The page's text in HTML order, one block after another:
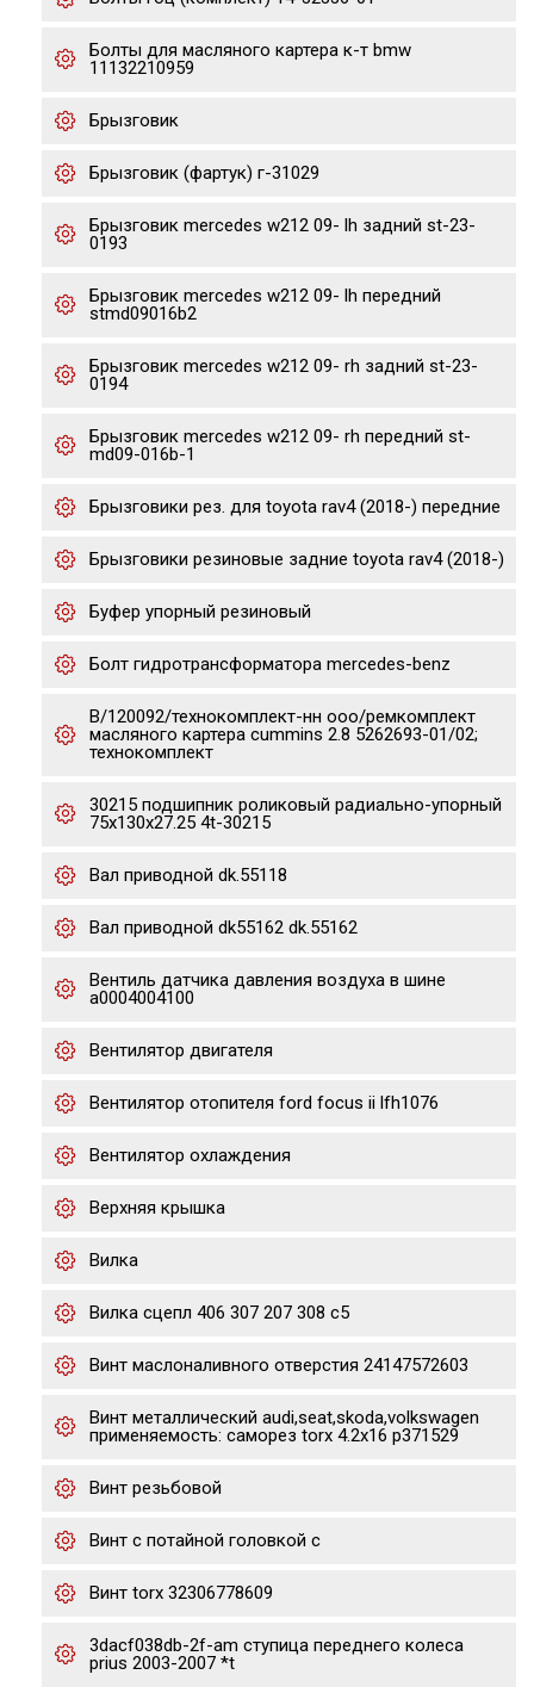
Болты для масляного картера к-т bmw
11132210959
Брызговик
Брызговик (фартук) г-31029
Брызговик mercedes w212 09- lh задний st-23-
0193
Брызговик mercedes w212 09- lh передний
stmd09016b2
Брызговик mercedes w212 09- rh задний st-23-
0194
Брызговик mercedes w212 09- rh передний st-
md09-016b-1
Брызговики рез. для toyota rav4 (2018-) передние
Брызговики резиновые задние toyota rav4 (2018-)
Буфер упорный резиновый
Бoлт гидpотрансфоpматора mеrcеdеs-bеnz
В/120092/технокомплект-нн ооо/ремкомплект
масляного картера сummins 2.8 5262693-01/02;
технокомплект
30215 подшипник роликовый радиально-упорный
75x130x27.25 4t-30215
Вал приводной dk.55118
Вал приводной dk55162 dk.55162
Вентиль датчика давления воздуха в шине
a0004004100
Вентилятор двигателя
Вентилятор отопителя ford focus ii lfh1076
Вентилятор охлаждения
Верхняя крышка
Вилка
Вилка сцепл 406 307 207 308 c5
Винт маслоналивного отверстия 24147572603
Винт металлический audi,seat,skoda,volkswagen
применяемость: саморез torx 4.2х16 p371529
Винт резьбовой
Винт с потайной головкой с
Винт torx 32306778609
3dacf038db-2f-am ступица переднего колеса
prius 2003-2007 *t